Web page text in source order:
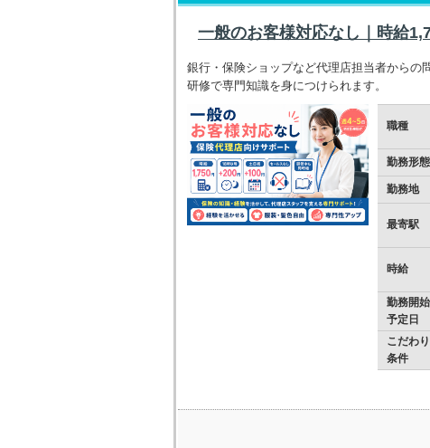
一般のお客様対応なし｜時給
銀行・保険ショップなど代理店担当者からの
研修で専門知識を身につけられます。
職種
勤務形態
勤務地
最寄駅
時給
勤務開始
予定日
こだわり
条件